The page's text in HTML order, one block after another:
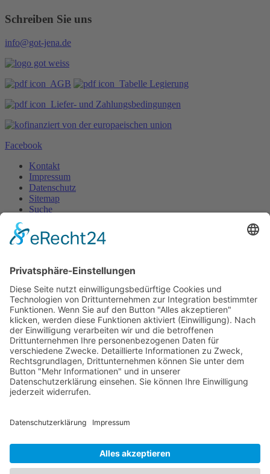
Schreiben Sie uns
info@got-jena.de
AGB
Tabelle Legierung
Liefer- und Zahlungsbedingungen
Facebook
Kontakt
Impressum
Datenschutz
Sitemap
Suche
Designed by
2026 GOT mbH Jena
Gesellschaft für Oberflächentechnik mbH
Konrad-Zuse-Straße 4
07745 Jena
Telefon
0 3641 / 288 30
Gesellschaft für Oberflächentechnik mbH
Konrad-Zuse-Straße 4